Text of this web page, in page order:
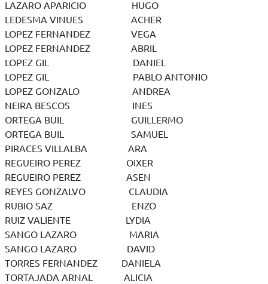
LAZARO APARICIO HUGO
LEDESMA VINUES ACHER
LOPEZ FERNANDEZ VEGA
LOPEZ FERNANDEZ ABRIL
LOPEZ GIL DANIEL
LOPEZ GIL PABLO ANTONIO
LOPEZ GONZALO ANDREA
NEIRA BESCOS INES
ORTEGA BUIL GUILLERMO
ORTEGA BUIL SAMUEL
PIRACES VILLALBA ARA
REGUEIRO PEREZ OIXER
REGUEIRO PEREZ ASEN
REYES GONZALVO CLAUDIA
RUBIO SAZ ENZO
RUIZ VALIENTE LYDIA
SANGO LAZARO MARIA
SANGO LAZARO DAVID
TORRES FERNANDEZ DANIELA
TORTAJADA ARNAL ALICIA